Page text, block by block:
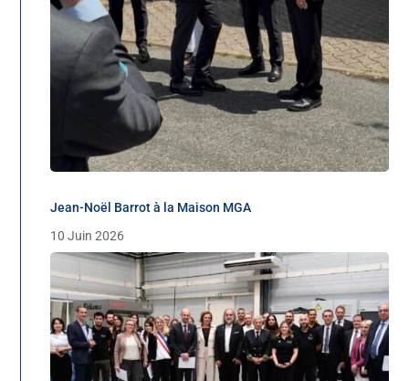
Jean-Noël Barrot à la Maison MGA
10 Juin 2026